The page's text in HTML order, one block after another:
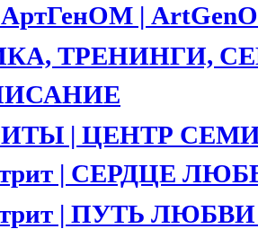
|
ТРЕНИНГИ,
| ЦЕНТР
| СЕРДЦЕ
| ПУТЬ ЛЮБВИ